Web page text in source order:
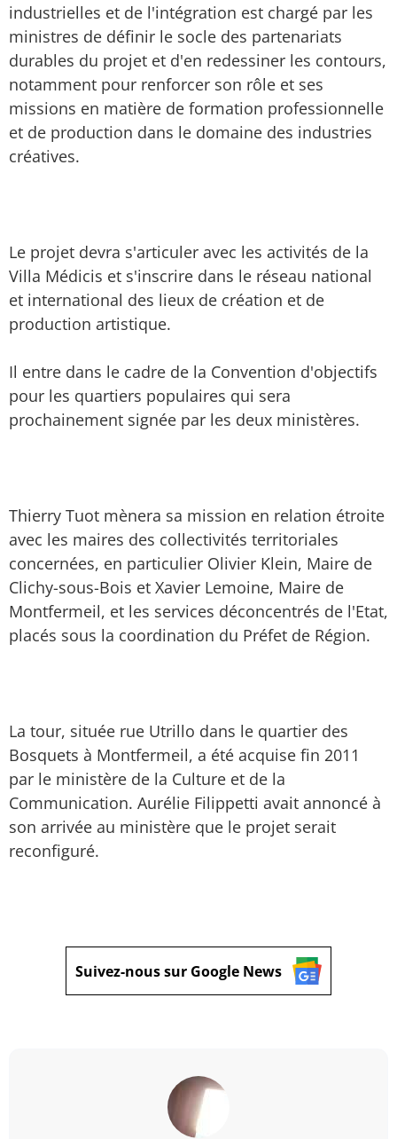
industrielles et de l'intégration est chargé par les
ministres de définir le socle des partenariats
durables du projet et d'en redessiner les contours,
notamment pour renforcer son rôle et ses
missions en matière de formation professionnelle
et de production dans le domaine des industries
créatives.
Le projet devra s'articuler avec les activités de la
Villa Médicis et s'inscrire dans le réseau national
et international des lieux de création et de
production artistique.
Il entre dans le cadre de la Convention d'objectifs
pour les quartiers populaires qui sera
prochainement signée par les deux ministères.
Thierry Tuot mènera sa mission en relation étroite
avec les maires des collectivités territoriales
concernées, en particulier Olivier Klein, Maire de
Clichy-sous-Bois et Xavier Lemoine, Maire de
Montfermeil, et les services déconcentrés de l'Etat,
placés sous la coordination du Préfet de Région.
La tour, située rue Utrillo dans le quartier des
Bosquets à Montfermeil, a été acquise fin 2011
par le ministère de la Culture et de la
Communication. Aurélie Filippetti avait annoncé à
son arrivée au ministère que le projet serait
reconfiguré.
Suivez-nous sur Google News